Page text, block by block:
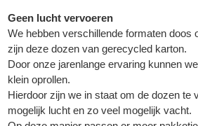
Geen lucht vervoeren
We hebben verschillende formaten doos
zijn deze dozen van gerecycled karton.
Door onze jarenlange ervaring kunnen
klein oprollen.
Hierdoor zijn we in staat om de dozen te
mogelijk lucht en zo veel mogelijk vacht.